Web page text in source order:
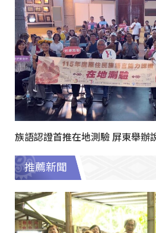
族語認證首推在地測驗 屏東舉辦
推薦新聞